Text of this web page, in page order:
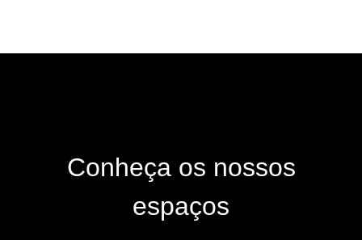
Conheça os nossos
espaços